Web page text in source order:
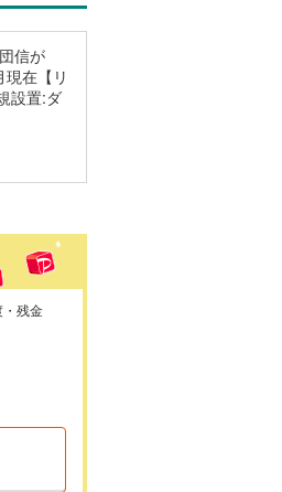
信が
在【リ
設置:ダ
残金